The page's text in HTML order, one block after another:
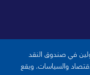
في صندوق النقد
والسياسات. ويقع